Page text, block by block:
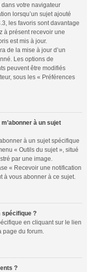
votre navigateur
lorsqu’un sujet ajouté
les favoris sont davantage
à présent recevoir une
est mis à jour.
de la mise à jour d’un
Les options de
peuvent être modifiés
sous les « Préférences
à un sujet
à un sujet spécifique
« Outils du sujet », situé
par une image.
« Recevoir une notification
à vous abonner à ce sujet.
spécifique ?
en cliquant sur le lien
page du forum.
?